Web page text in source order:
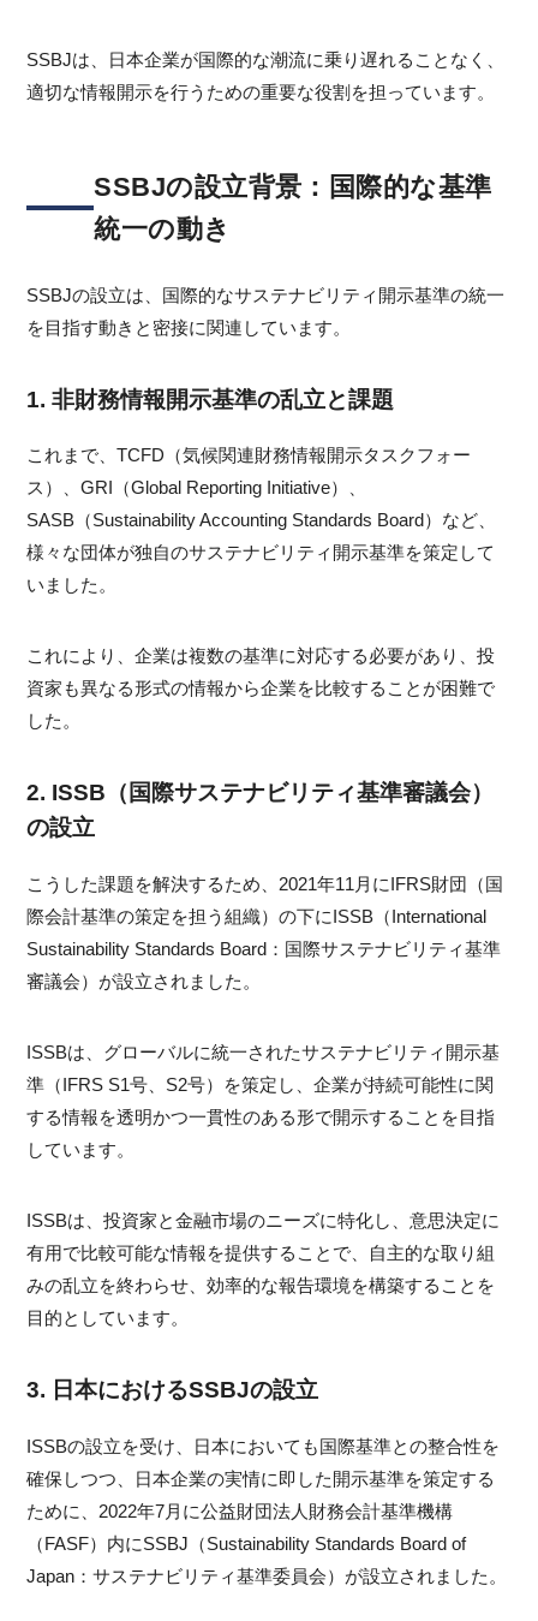
SSBJは、日本企業が国際的な潮流に乗り遅れることなく、
適切な情報開示を行うための重要な役割を担っています。
SSBJの設立背景：国際的な基準
統一の動き
SSBJの設立は、国際的なサステナビリティ開示基準の統一
を目指す動きと密接に関連しています。
1. 非財務情報開示基準の乱立と課題
これまで、TCFD（気候関連財務情報開示タスクフォー
ス）、GRI（Global Reporting Initiative）、
SASB（Sustainability Accounting Standards Board）など、
様々な団体が独自のサステナビリティ開示基準を策定して
いました。
これにより、企業は複数の基準に対応する必要があり、投
資家も異なる形式の情報から企業を比較することが困難で
した。
2. ISSB（国際サステナビリティ基準審議会）
の設立
こうした課題を解決するため、2021年11月にIFRS財団（国
際会計基準の策定を担う組織）の下にISSB（International
Sustainability Standards Board：国際サステナビリティ基準
審議会）が設立されました。
ISSBは、グローバルに統一されたサステナビリティ開示基
準（IFRS S1号、S2号）を策定し、企業が持続可能性に関
する情報を透明かつ一貫性のある形で開示することを目指
しています。
ISSBは、投資家と金融市場のニーズに特化し、意思決定に
有用で比較可能な情報を提供することで、自主的な取り組
みの乱立を終わらせ、効率的な報告環境を構築することを
目的としています。
3. 日本におけるSSBJの設立
ISSBの設立を受け、日本においても国際基準との整合性を
確保しつつ、日本企業の実情に即した開示基準を策定する
ために、2022年7月に公益財団法人財務会計基準機構
（FASF）内にSSBJ（Sustainability Standards Board of
Japan：サステナビリティ基準委員会）が設立されました。